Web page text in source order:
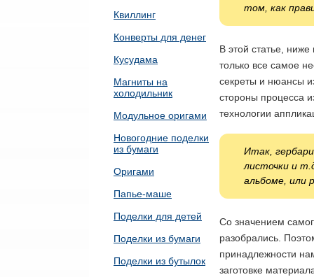
Квиллинг
Конверты для денег
Кусудама
Магниты на
холодильник
Модульное оригами
Новогодние поделки
из бумаги
Оригами
Папье-маше
Поделки для детей
Поделки из бумаги
Поделки из бутылок
том, как
В этой статье,
только все самое
секреты и нюансы
стороны процесса
технологии
Итак,
листочки и
альбоме, или
Со значением
разобрались.
принадлежности
заготовке